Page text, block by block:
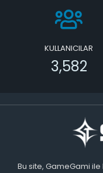
KULLANICILAR
3,582
Bu site, GameGami